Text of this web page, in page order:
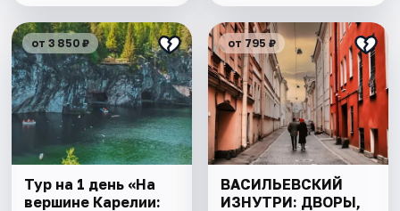
от 3 850 ₽
Тур на 1 день «На
вершине Карелии:
от 795 ₽
ВАСИЛЬЕВСКИЙ
ИЗНУТРИ: ДВОРЫ,